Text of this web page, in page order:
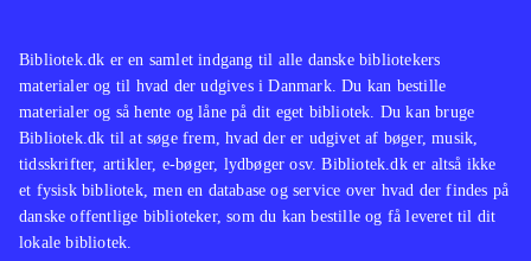
Bibliotek.dk er en samlet indgang til alle danske bibliotekers
materialer og til hvad der udgives i Danmark. Du kan bestille
materialer og så hente og låne på dit eget bibliotek. Du kan bruge
Bibliotek.dk til at søge frem, hvad der er udgivet af bøger, musik,
tidsskrifter, artikler, e-bøger, lydbøger osv. Bibliotek.dk er altså ikke
et fysisk bibliotek, men en database og service over hvad der findes på
danske offentlige biblioteker, som du kan bestille og få leveret til dit
lokale bibliotek.